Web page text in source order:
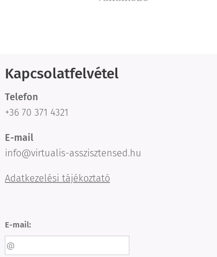
Kapcsolatfelvétel
Telefon
+36 70 371 4321
E-mail
info@virtualis-asszisztensed.hu
Adatkezelési tájékoztató
E-mail: